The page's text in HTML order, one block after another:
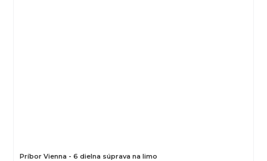
Príbor Vienna - 6 dielna súprava na limo